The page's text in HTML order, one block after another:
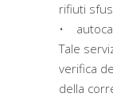
rifiuti
•
Tale
verifica
della